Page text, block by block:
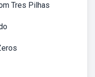
Tres Pilhas